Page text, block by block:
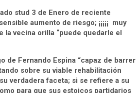
stud 3 de Enero de reciente
aumento de riesgo; ¡¡¡¡¡ muy
la vecina orilla “puede quedarle el
de Fernando Espina “capaz de barrer
sobre su viable rehabilitación
verdadera faceta; si se refiere a su
para que sus estoicos partidarios